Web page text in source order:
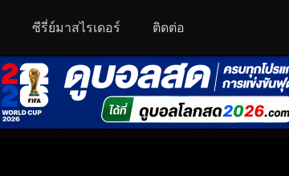
ซีรี่ย์มาสไรเดอร์ ติดต่อ